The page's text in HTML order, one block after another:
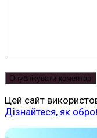
Цей сайт
Дізнайтеся, як